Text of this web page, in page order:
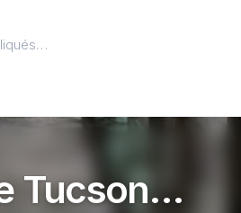
Tucson…